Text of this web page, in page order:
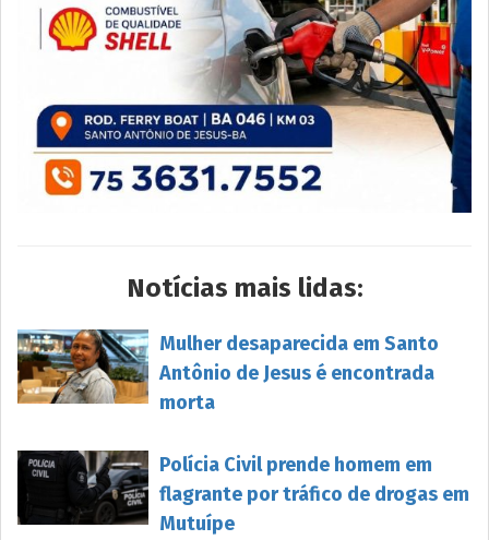
Notícias mais lidas:
Mulher desaparecida em Santo
Antônio de Jesus é encontrada
morta
Polícia Civil prende homem em
flagrante por tráfico de drogas em
Mutuípe